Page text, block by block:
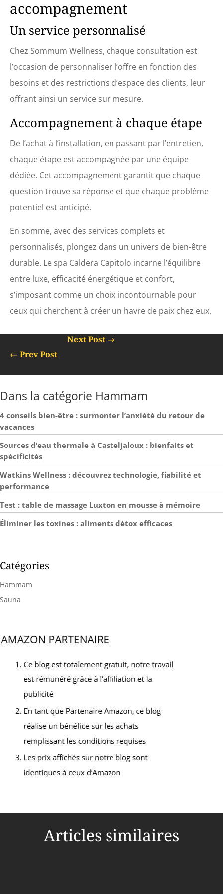
accompagnement
Un service personnalisé
Chez Sommum Wellness, chaque consultation est
l’occasion de personnaliser l’offre en fonction des
besoins et des restrictions d’espace des clients, leur
offrant ainsi un service sur mesure.
Accompagnement à chaque étape
De l’achat à l’installation, en passant par l’entretien,
chaque étape est accompagnée par une équipe
dédiée. Cet accompagnement garantit que chaque
question trouve sa réponse et que chaque problème
potentiel est anticipé.
En somme, avec des services complets et
personnalisés, plongez dans un univers de bien-être
durable. Le spa Caldera Capitolo incarne l’équilibre
entre luxe, efficacité énergétique et confort,
s’imposant comme un choix incontournable pour
ceux qui cherchent à créer un havre de paix chez eux.
← Prev Post
Next Post→
Dans la catégorie Hammam
4 conseils bien-être : surmonter l’anxiété du retour de
vacances
Sources d’eau thermale à Casteljaloux : bienfaits et
spécificités
Watkins Wellness : découvrez technologie, fiabilité et
performance
Test : table de massage Luxton en mousse à mémoire
Éliminer les toxines : aliments détox efficaces
Catégories
Hammam
Sauna
Articles similaires